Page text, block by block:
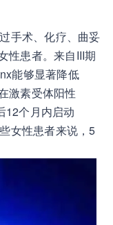
手术、化疗、曲妥
性患者。来自III期
能够显著降低
激素受体阳性
12个月内启动
女性患者来说，5